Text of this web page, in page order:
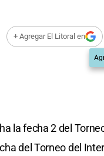
+ Agregar El Litoral en
la fecha 2 del
del Torneo del